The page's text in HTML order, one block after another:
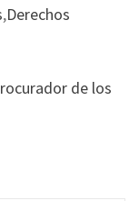
,Derechos
de los